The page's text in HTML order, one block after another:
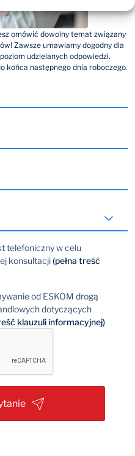
omówić dowolny temat związany
Zawsze umawiamy dogodny dla
udzielanych odpowiedzi.
końca następnego dnia roboczego.
telefoniczny w celu
konsultacji(pełna treść
od ESKOM drogą
dotyczących
klauzuli informacyjnej)